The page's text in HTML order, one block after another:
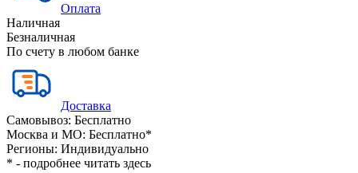
Оплата
Наличная
Безналичная
По счету в любом банке
Доставка
Самовывоз: Бесплатно
Москва и МО: Бесплатно*
Регионы: Индивидуально
* - подробнее читать здесь